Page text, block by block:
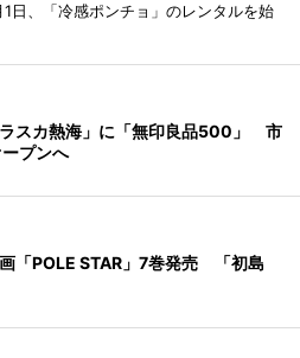
日、「冷感ポンチョ」のレンタルを始
スカ熱海」に「無印良品500」 市
プンへ
「POLE STAR」7巻発売 「初島